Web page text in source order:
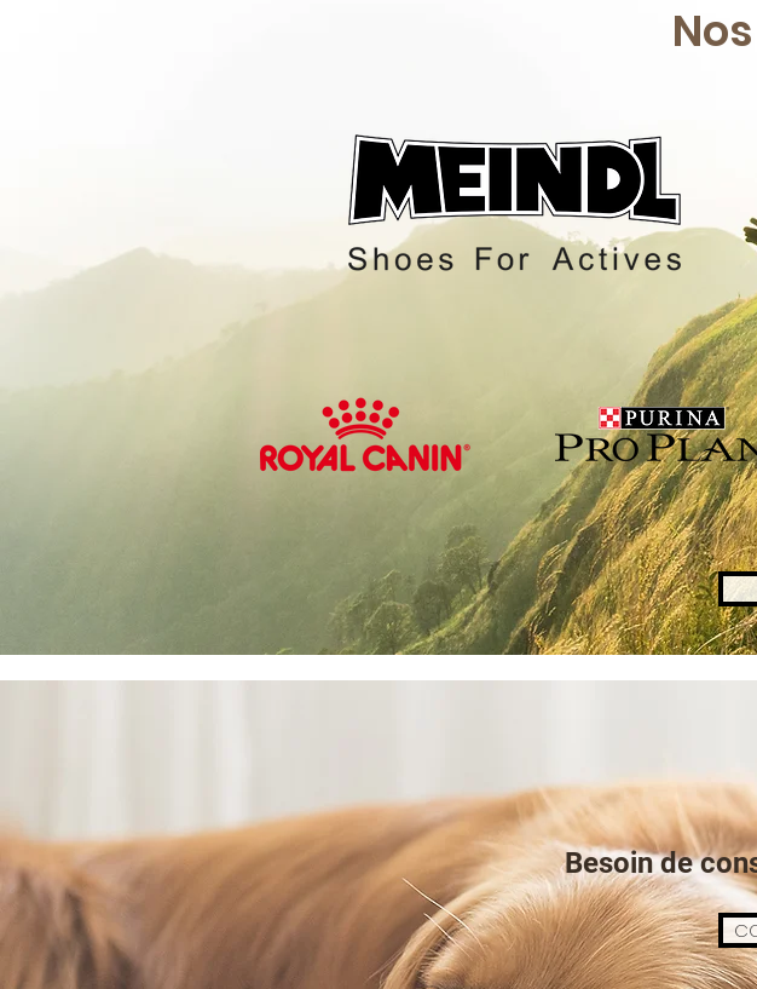
Besoin de